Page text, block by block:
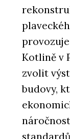
Kotlině v
zvolit
budovy,